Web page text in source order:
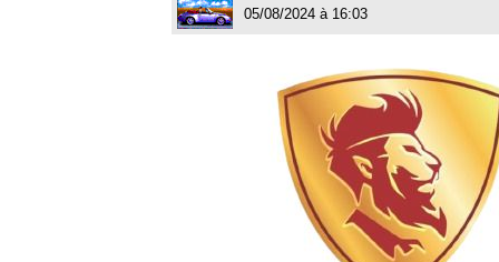
05/08/2024 à 16:03